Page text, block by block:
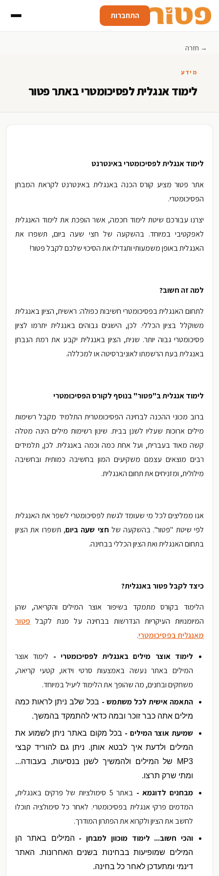
התחברות
→ חזרה
מידע
לימוד אנגלית לפסיכומטרי באתר פטור
לימוד אנגלית לפסיכומטרי באינטרנט
אתר פטור מציע קורס הכנה באנגלית באינטרנט לקראת המבחן
הפסיכומטרי.
יצרנו עבורכם שיטת לימוד חכמה, אשר הופכת את לימוד האנגלית
לאפקטיבי במיוחד. בהשקעה של חצי שעה ביום, תשפרו את
האנגלית באופן משמעותי ותגדילו את הסיכוי שלכם לקבל פטור!
למה זה חשוב?
לתחום האנגלית בפסיכומטרי חשיבות כפולה: ראשית, הציון באנגלית
משוקלל בציון הכללי. לכן, הישגים גבוהים באנגלית יתרמו לציון
פסיכומטרי גבוה יותר. שנית, הציון באנגלית יקבע את רמת הנבחן
באנגלית בעת הרשמתו לאוניברסיטה או למכללה.
לימוד אנגלית ב"פטור" בנוסף לקורס הפסיכומטרי
ברוב מכוני ההכנה לבחינה הפסיכומטרית התלמיד מקבל רשימות
מילים ארוכות שעליו לשנן בבית. שינון רשימות מילים הינה מטלה
קשה מאוד בעברית, ועל אחת כמה וכמה באנגלית. לכן, תלמידים
רבים מוצאים עצמם משקיעים המון בחשיבה כמותית ובחשיבה
מילולית, ומזניחים את תחום האנגלית.
אנו ממליצים לכל מי שעומד לגשת לפסיכומטרי לשפר את האנגלית
לפי שיטת "פטור". בהשקעה של חצי שעה ביום, תשפרו את הציון
בתחום האנגלית ואת הציון הכללי בבחינה.
כיצד לקבל פטור באנגלית?
הלימוד בקורס מתמקד בשיפור אוצר המילים והקריאה, שהן
המיומנויות העיקריות הנדרשות בבחינה על מנת לקבל פטור
מאנגלית בפסיכומטרי.
לימוד אוצר מילים באנגלית לפסיכומטרי - לימוד אוצר
המילים באתר נעשה באמצעות סרטי וידאו, קטעי קריאה,
משחקים ובחנים, מה שהופך את הלימוד ליעיל במיוחד.
התאמה אישית לכל משתמש - בכל שלב ניתן לראות כמה
מילים אתה כבר זוכר ובמה כדאי להתמקד בהמשך.
שמיעת אוצר המילים - בכל מקום באתר ניתן לשמוע את
המילים ולדעת איך לבטא אותן. ניתן גם להוריד קבצי
MP3
של המילים ולהמשיך לשנן בנסיעות, בעבודה...
ומתי שרק תרצו.
מבחנים לדוגמא -
באתר 5 סימולציות של פרקים באנגלית,
המדמים פרקי אנגלית בפסיכומטרי. לאחר כל סימולציה תוכלו
לחשב את הציון ולקרוא את הפתרון המודרך.
והכי חשוב... לימוד מוכוון למבחן - המילים באתר הן
המילים שמופיעות בבחינות בשנים האחרונות. האתר
דינמי ומתעדכן לאחר כל בחינה.